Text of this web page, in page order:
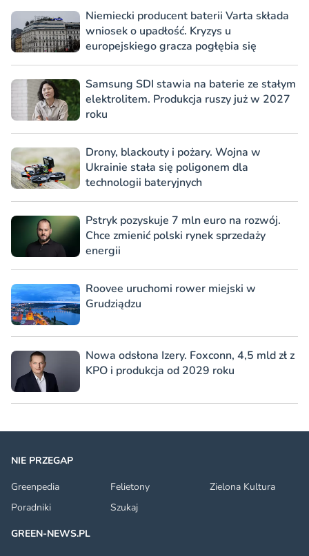
Niemiecki producent baterii Varta składa
wniosek o upadłość. Kryzys u
europejskiego gracza pogłębia się
Samsung SDI stawia na baterie ze stałym
elektrolitem. Produkcja ruszy już w 2027
roku
Drony, blackouty i pożary. Wojna w
Ukrainie stała się poligonem dla
technologii bateryjnych
Pstryk pozyskuje 7 mln euro na rozwój.
Chce zmienić polski rynek sprzedaży
energii
Roovee uruchomi rower miejski w
Grudziądzu
Nowa odsłona Izery. Foxconn, 4,5 mld zł z
KPO i produkcja od 2029 roku
NIE PRZEGAP
Greenpedia
Felietony
Zielona Kultura
Poradniki
Szukaj
GREEN-NEWS.PL